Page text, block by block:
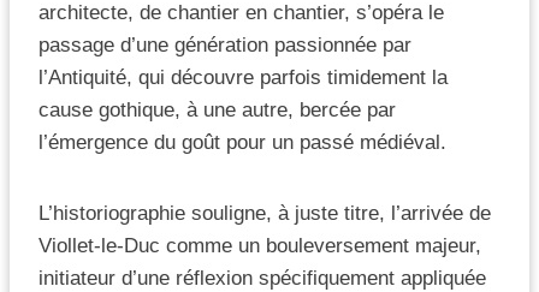
architecte, de chantier en chantier, s’opéra le
passage d’une génération passionnée par
l’Antiquité, qui découvre parfois timidement la
cause gothique, à une autre, bercée par
l’émergence du goût pour un passé médiéval.
L’historiographie souligne, à juste titre, l’arrivée de
Viollet-le-Duc comme un bouleversement majeur,
initiateur d’une réflexion spécifiquement appliquée